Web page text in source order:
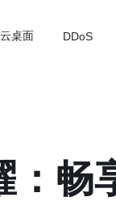
云桌面 DDoS
：畅